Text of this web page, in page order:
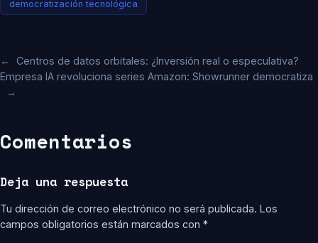
democratización tecnológica
←
Centros de datos orbitales: ¿Inversión real o especulativa?
Empresa IA revoluciona series Amazon: Showrunner democratiza
→
Comentarios
Deja una respuesta
Tu dirección de correo electrónico no será publicada. Los
campos obligatorios están marcados con *